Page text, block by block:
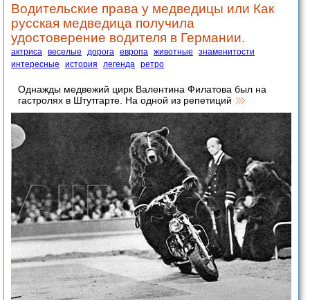
Водительские права у медведицы или Как
русская медведица получила
удостоверение водителя в Германии.
актриса веселые дорога европа животные
знаменитости
интересные
история легенда ретро
Однажды медвежий цирк Валентина Филатова был на
гастролях в Штутгарте. На одной из репетиций